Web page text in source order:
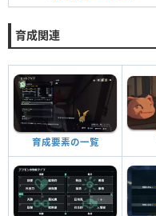
育成関連
育成要素の一覧